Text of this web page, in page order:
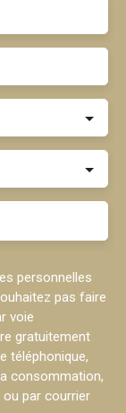
personnelles
pas faire
voie
gratuitement
téléphonique,
consommation,
par courrier